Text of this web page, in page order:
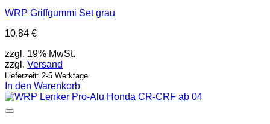
WRP Griffgummi Set grau
10,84 €
zzgl. 19% MwSt.
zzgl. Versand
Lieferzeit: 2-5 Werktage
In den Warenkorb